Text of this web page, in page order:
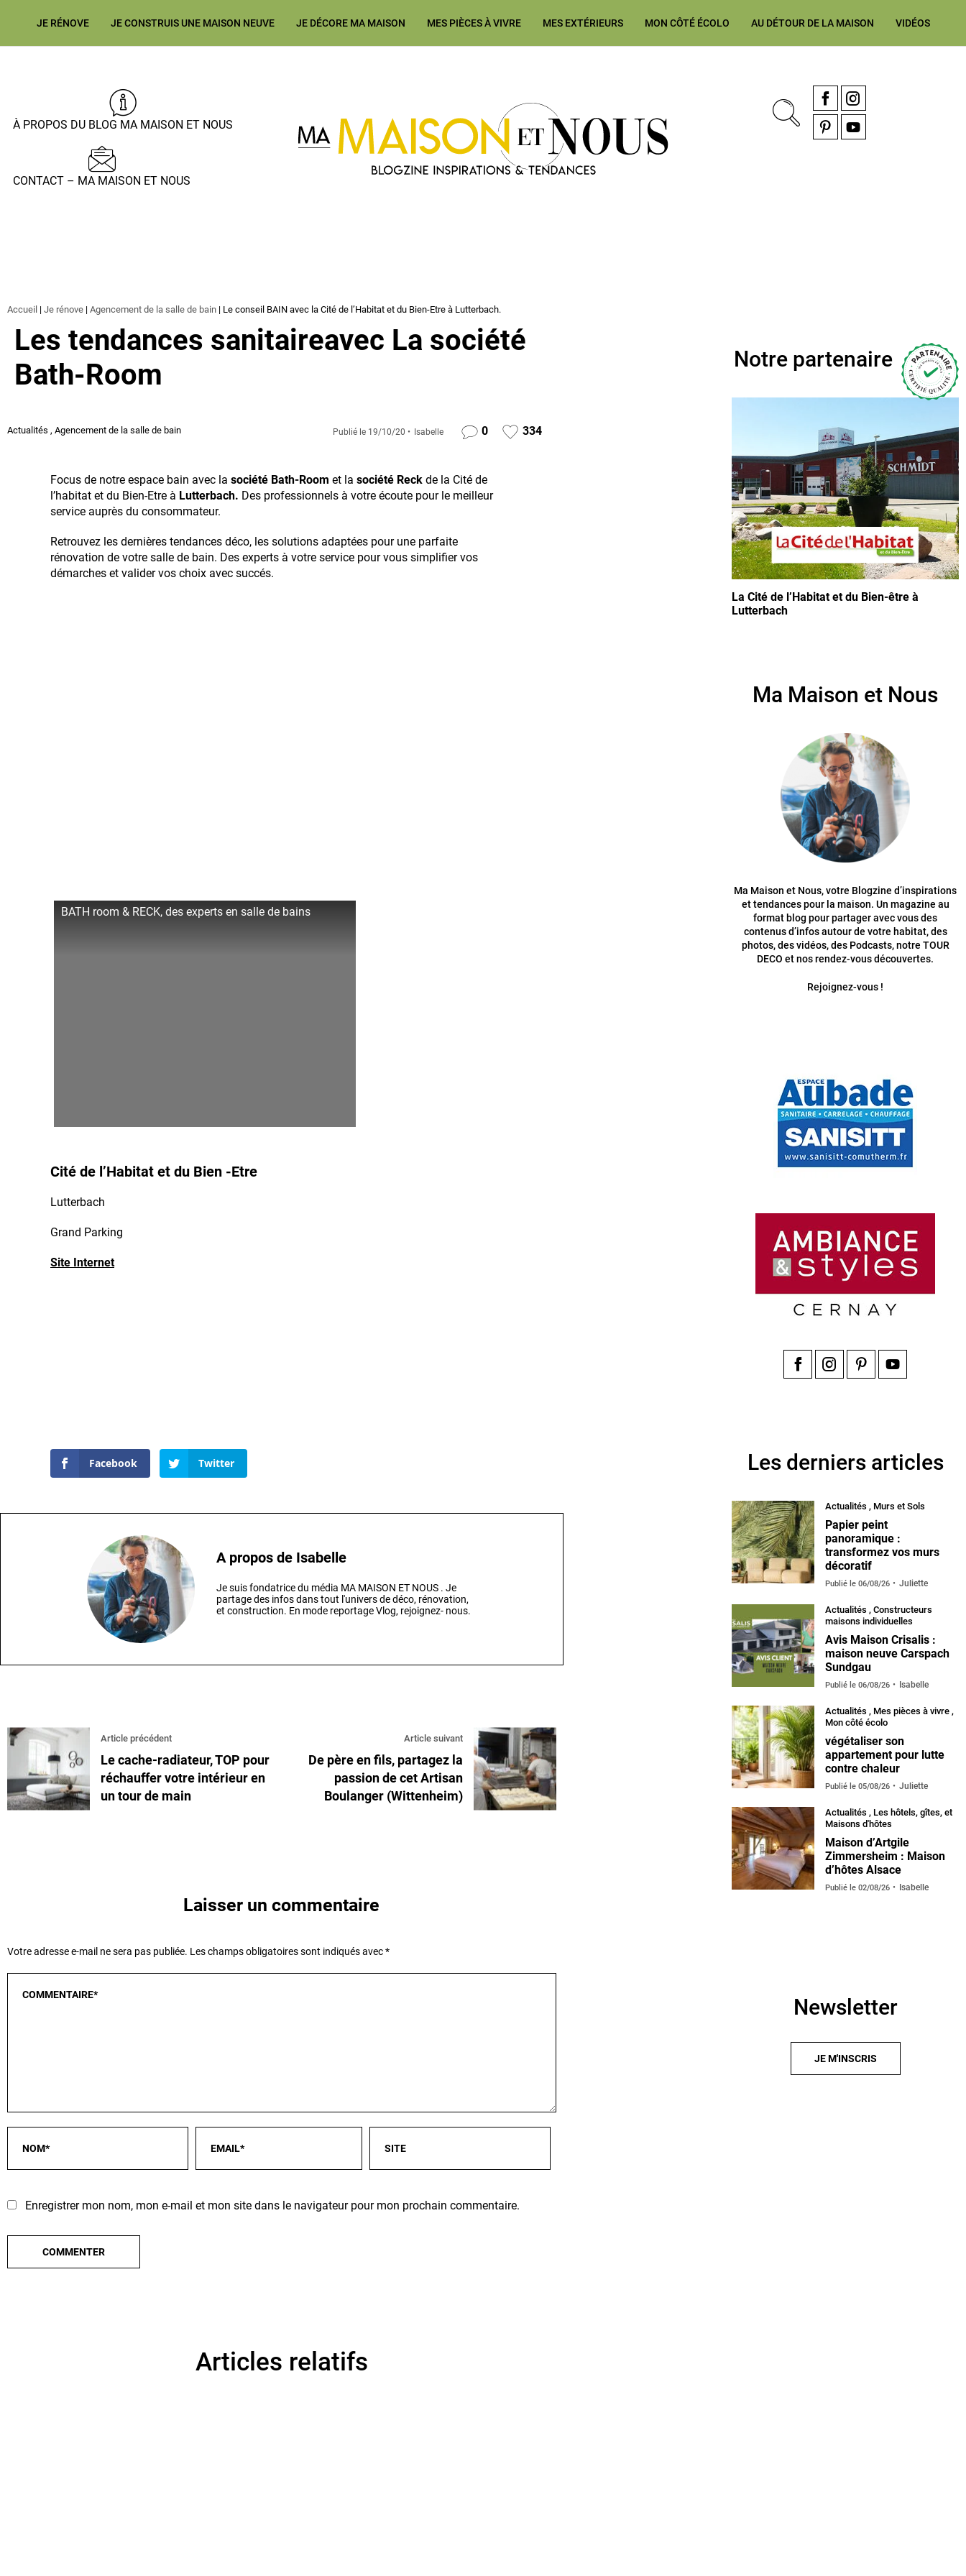
JE RÉNOVE JE CONSTRUIS UNE MAISON NEUVE JE DÉCORE MA MAISON MES PIÈCES À VIVRE MES EXTÉRIEURS MON CÔTÉ ÉCOLO AU DÉTOUR DE LA MAISON VIDÉOS
Ma Maison et Nous Construction, rénovation & décoration Alsace, Franche-Comté
À PROPOS DU BLOG MA MAISON ET NOUS
CONTACT – MA MAISON ET NOUS
FacebookInstagram
Accueil | Je rénove | Agencement de la salle de bain | Le conseil BAIN avec la Cité de l’Habitat et du Bien-Etre à Lutterbach.
Les tendances sanitaireavec La société
Bath-Room
Actualités , Agencement de la salle de bain Publié le 19/10/20 Isabelle 0 334
Focus de notre espace bain avec la société Bath-Room et la société Reck de la Cité de
l’habitat et du Bien-Etre à Lutterbach. Des professionnels à votre écoute pour le meilleur
service auprès du consommateur.
Retrouvez les dernières tendances déco, les solutions adaptées pour une parfaite
rénovation de votre salle de bain. Des experts à votre service pour vous simplifier vos
démarches et valider vos choix avec succés.
BATH room & RECK, des experts en salle de bains
Cité de l’Habitat et du Bien -Etre
Lutterbach
Grand Parking
Site Internet
Facebook Twitter
A propos de Isabelle
Je suis fondatrice du média MA MAISON ET NOUS . Je
partage des infos dans tout l'univers de déco, rénovation,
et construction. En mode reportage Vlog, rejoignez- nous.
Article précédent
Le cache-radiateur, TOP pour
réchauffer votre intérieur en
un tour de main
Article suivant
De père en fils, partagez la
passion de cet Artisan
Boulanger (Wittenheim)
Laisser un commentaire
Votre adresse e-mail ne sera pas publiée. Les champs obligatoires sont indiqués avec*
Enregistrer mon nom, mon e-mail et mon site dans le navigateur pour mon prochain commentaire.
Articles relatifs
Notre partenaire
La Cité de l’Habitat et du Bien-être à
Lutterbach
Ma Maison et Nous
Ma Maison et Nous, votre Blogzine d’inspirations
et tendances pour la maison. Un magazine au
format blog pour partager avec vous des
contenus d’infos autour de votre habitat, des
photos, des vidéos, des Podcasts, notre TOUR
DECO et nos rendez-vous découvertes.
Rejoignez-vous !
Les derniers articles
Actualités , Murs et Sols
Papier peint
panoramique :
transformez vos murs
décoratif
Publié le 06/08/26 Juliette
Actualités , Constructeurs
maisons individuelles
Avis Maison Crisalis :
maison neuve Carspach
Sundgau
Publié le 06/08/26 Isabelle
Actualités , Mes pièces à vivre ,
Mon côté écolo
végétaliser son
appartement pour lutte
contre chaleur
Publié le 05/08/26 Juliette
Actualités , Les hôtels, gîtes, et
Maisons d'hôtes
Maison d’Artgile
Zimmersheim : Maison
d’hôtes Alsace
Publié le 02/08/26 Isabelle
Newsletter
JE M'INSCRIS